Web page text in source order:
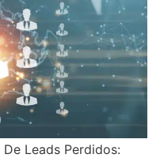
Leads Perdidos: